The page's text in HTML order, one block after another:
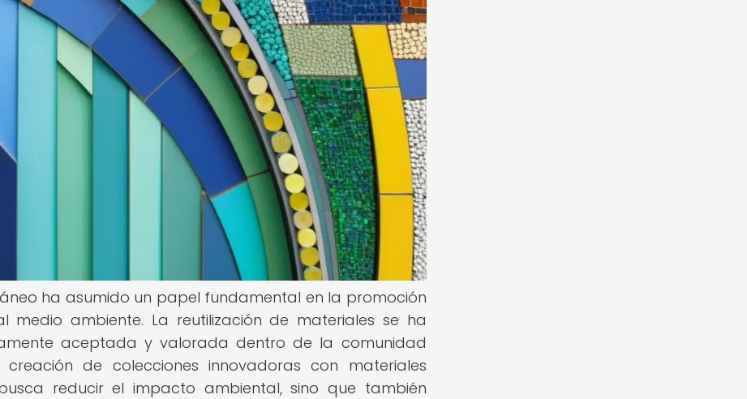
ha asumido un papel fundamental en la promoción
ambiente. La reutilización de materiales se ha
aceptada y valorada dentro de la comunidad
de colecciones innovadoras con materiales
reducir el impacto ambiental, sino que también